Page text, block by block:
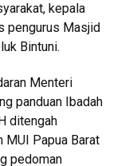
kepala
pengurus Masjid
Bintuni.
Menteri
panduan Ibadah
ditengah
MUI Papua Barat
pedoman